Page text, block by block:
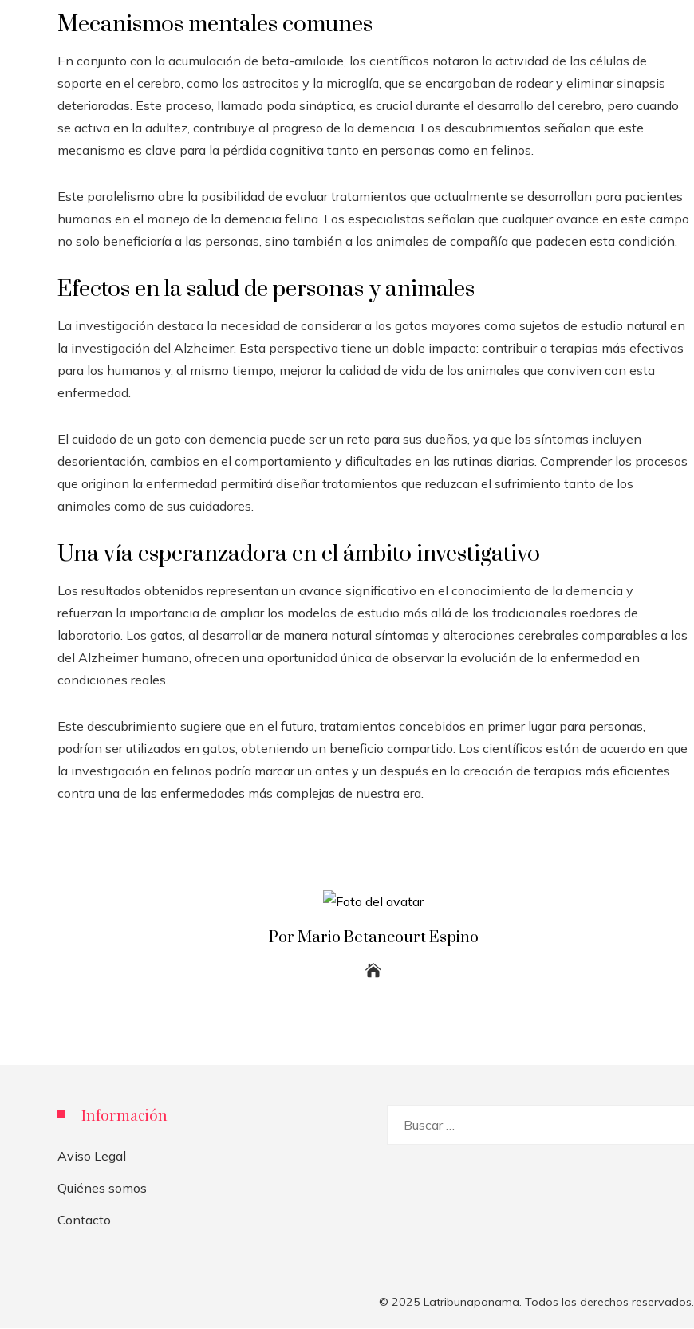
Mecanismos mentales comunes
En conjunto con la acumulación de beta-amiloide, los científicos notaron la actividad de las células de
soporte en el cerebro, como los astrocitos y la microglía, que se encargaban de rodear y eliminar sinapsis
deterioradas. Este proceso, llamado poda sináptica, es crucial durante el desarrollo del cerebro, pero cuando
se activa en la adultez, contribuye al progreso de la demencia. Los descubrimientos señalan que este
mecanismo es clave para la pérdida cognitiva tanto en personas como en felinos.
Este paralelismo abre la posibilidad de evaluar tratamientos que actualmente se desarrollan para pacientes
humanos en el manejo de la demencia felina. Los especialistas señalan que cualquier avance en este campo
no solo beneficiaría a las personas, sino también a los animales de compañía que padecen esta condición.
Efectos en la salud de personas y animales
La investigación destaca la necesidad de considerar a los gatos mayores como sujetos de estudio natural en
la investigación del Alzheimer. Esta perspectiva tiene un doble impacto: contribuir a terapias más efectivas
para los humanos y, al mismo tiempo, mejorar la calidad de vida de los animales que conviven con esta
enfermedad.
El cuidado de un gato con demencia puede ser un reto para sus dueños, ya que los síntomas incluyen
desorientación, cambios en el comportamiento y dificultades en las rutinas diarias. Comprender los procesos
que originan la enfermedad permitirá diseñar tratamientos que reduzcan el sufrimiento tanto de los
animales como de sus cuidadores.
Una vía esperanzadora en el ámbito investigativo
Los resultados obtenidos representan un avance significativo en el conocimiento de la demencia y
refuerzan la importancia de ampliar los modelos de estudio más allá de los tradicionales roedores de
laboratorio. Los gatos, al desarrollar de manera natural síntomas y alteraciones cerebrales comparables a los
del Alzheimer humano, ofrecen una oportunidad única de observar la evolución de la enfermedad en
condiciones reales.
Este descubrimiento sugiere que en el futuro, tratamientos concebidos en primer lugar para personas,
podrían ser utilizados en gatos, obteniendo un beneficio compartido. Los científicos están de acuerdo en que
la investigación en felinos podría marcar un antes y un después en la creación de terapias más eficientes
contra una de las enfermedades más complejas de nuestra era.
Por Mario Betancourt Espino
Información
Aviso Legal
Quiénes somos
Contacto
© 2025 Latribunapanama. Todos los derechos reservados.